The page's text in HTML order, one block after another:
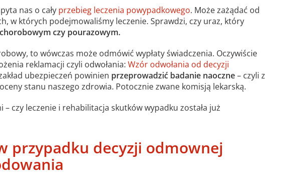
nas o cały przebieg leczenia powypadkowego. Może zażądać od
w których podejmowaliśmy leczenie. Sprawdzi, czy uraz, który
czy pourazowym.
to wówczas może odmówić wypłaty świadczenia. Oczywiście
reklamacji czyli odwołania: Wzór odwołania od decyzji
ubezpieczeń powinien przeprowadzić badanie naoczne– czyli z
stanu naszego zdrowia. Potocznie zwane komisją lekarską.
– czy leczenie i rehabilitacja skutków wypadku została już
przypadku decyzji odmownej